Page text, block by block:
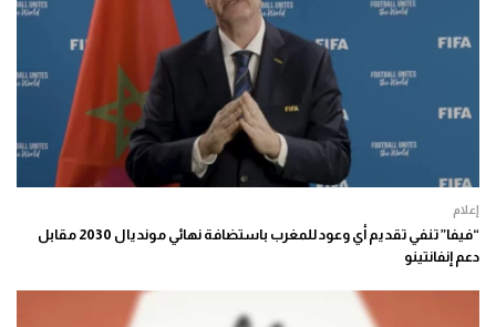
إعلام
“فيفا” تنفي تقديم أي وعود للمغرب باستضافة نهائي مونديال 2030 مقابل
دعم إنفانتينو